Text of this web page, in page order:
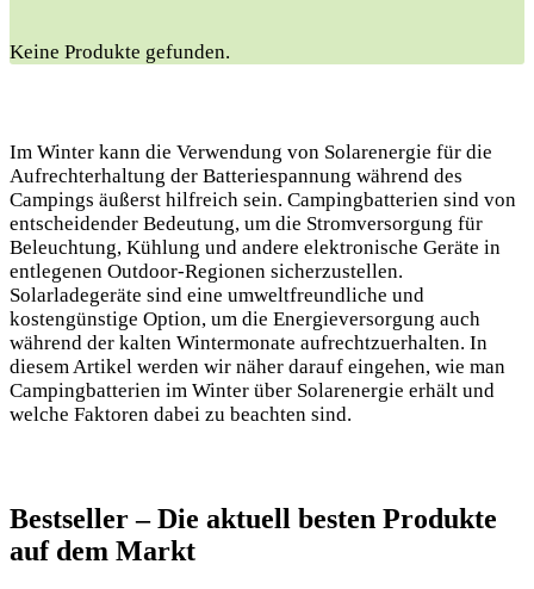
Keine Produkte gefunden.
Im Winter kann die Verwendung von Solarenergie für die
Aufrechterhaltung der Batteriespannung während des
Campings äußerst hilfreich sein. Campingbatterien sind von
entscheidender Bedeutung, um die Stromversorgung für
Beleuchtung, Kühlung und andere elektronische Geräte in
entlegenen Outdoor-Regionen sicherzustellen.
Solarladegeräte sind eine umweltfreundliche und
kostengünstige Option, um die Energieversorgung auch
während der kalten Wintermonate aufrechtzuerhalten. In
diesem Artikel werden wir näher darauf eingehen, wie man
Campingbatterien im Winter über Solarenergie erhält und
welche Faktoren dabei zu beachten sind.
Bestseller – Die aktuell besten Produkte
⁤auf dem Markt